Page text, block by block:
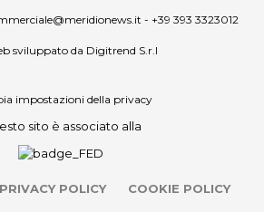
- +39 393 3323012
sviluppato da Digitrend S.r.l
impostazioni della privacy
sito è associato alla
PRIVACY POLICY COOKIE POLICY